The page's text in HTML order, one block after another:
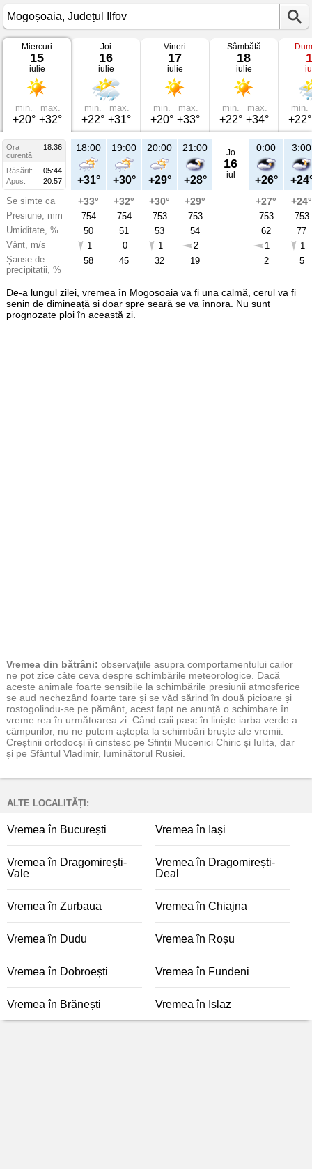
Vremea
Mogoșoaia
2026
Județul
Ilfov
Miercuri
15
iulie
min.
+20°
max.
+32°
Joi
16
iulie
min.
+22°
max.
+31°
Vineri
17
iulie
min.
+20°
max.
+33°
Sâmbătă
18
iulie
min.
+22°
max.
+34°
min.
+22°
Ora
18:36
curentă
Răsărit:
05:44
Apus:
20:57
Se simte ca
Presiune, mm
Umiditate, %
Vânt, m/s
Șanse de
precipitații, %
18:00
+31°
+33°
754
50
1
58
19:00
+30°
+32°
754
51
0
45
20:00
+29°
+30°
753
53
1
32
21:00
+28°
+29°
753
54
2
19
Jo
16
iul
0:00
+26°
+27°
753
62
1
2
3:00
+24°
753
77
1
5
De-a lungul zilei, vremea în Mogoșoaia va fi una calmă, cerul va fi
senin de dimineață și doar spre seară se va înnora. Nu sunt
prognozate ploi în această zi.
Vremea din bătrâni: observațiile asupra comportamentului cailor
ne pot zice câte ceva despre schimbările meteorologice. Dacă
aceste animale foarte sensibile la schimbările presiunii atmosferice
se aud nechezând foarte tare și se văd sărind în două picioare și
rostogolindu-se pe pământ, acest fapt ne anunță o schimbare în
vreme rea în următoarea zi. Când caii pasc în liniște iarba verde a
câmpurilor, nu ne putem aștepta la schimbări bruște ale vremii.
Creștinii ortodocși îi cinstesc pe Sfinții Mucenici Chiric și Iulita, dar
și pe Sfântul Vladimir, luminătorul Rusiei.
ALTE LOCALITĂȚI:
Vremea în București Vremea în Iași
Vremea în Dragomirești-
Vale
Vremea în Dragomirești-
Deal
Vremea în Zurbaua Vremea în Chiajna
Vremea în Dudu Vremea în Roșu
Vremea în Dobroești Vremea în Fundeni
Vremea în Brănești Vremea în Islaz